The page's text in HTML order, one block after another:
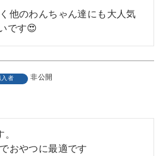
他のわんちゃん達にも大人気
です😍
入者 非公開
おやつに最適です